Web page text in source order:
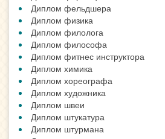
Диплом фельдшера
Диплом физика
Диплом филолога
Диплом философа
Диплом фитнес инструктора
Диплом химика
Диплом хореографа
Диплом художника
Диплом швеи
Диплом штукатура
Диплом штурмана